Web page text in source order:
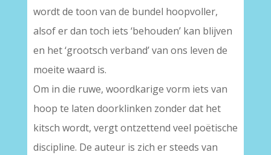
wordt de toon van de bundel hoopvoller,
alsof er dan toch iets ‘behouden’ kan blijven
en het ‘grootsch verband’ van ons leven de
moeite waard is.
Om in die ruwe, woordkarige vorm iets van
hoop te laten doorklinken zonder dat het
kitsch wordt, vergt ontzettend veel poëtische
discipline. De auteur is zich er steeds van